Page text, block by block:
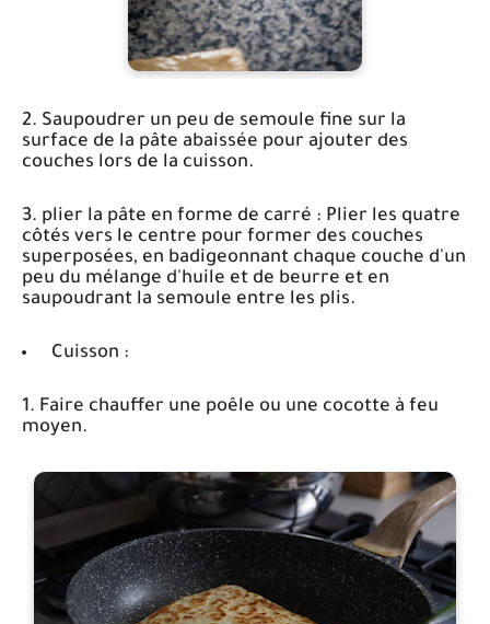
2. Saupoudrer un peu de semoule fine sur la
surface de la pâte abaissée pour ajouter des
couches lors de la cuisson.
3. plier la pâte en forme de carré : Plier les quatre
côtés vers le centre pour former des couches
superposées, en badigeonnant chaque couche d'un
peu du mélange d'huile et de beurre et en
saupoudrant la semoule entre les plis.
Cuisson :
1. Faire chauffer une poêle ou une cocotte à feu
moyen.